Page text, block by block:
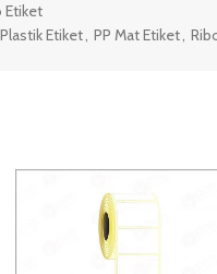
Etiket
Plastik Etiket, PP Mat Etiket,